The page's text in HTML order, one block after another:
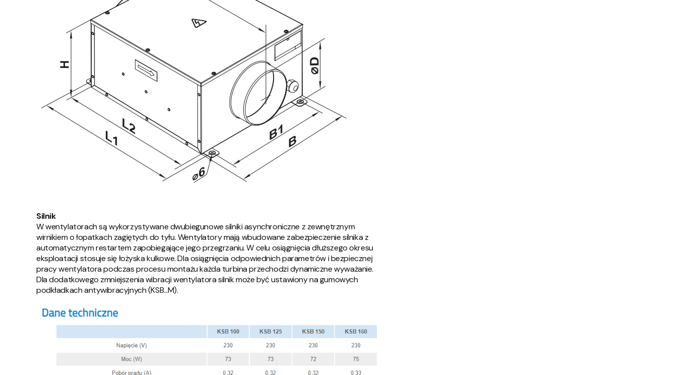
Silnik
W wentylatorach są wykorzystywane dwubiegunowe silniki asynchroniczne z zewnętrznym
wirnikiem o łopatkach zagiętych do tyłu. Wentylatory mają wbudowane zabezpieczenie silnika z
automatycznym restartem zapobiegające jego przegrzaniu. W celu osiągnięcia dłuższego okresu
eksploatacji stosuje się łożyska kulkowe. Dla osiągnięcia odpowiednich parametrów i bezpiecznej
pracy wentylatora podczas procesu montażu każda turbina przechodzi dynamiczne wyważanie.
Dla dodatkowego zmniejszenia wibracji wentylatora silnik może być ustawiony na gumowych
podkładkach antywibracyjnych (KSB...M).